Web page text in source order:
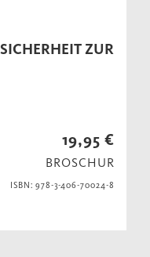
ZUR
19,95 €
BROSCHUR
ISBN: 978-3-406-70024-8